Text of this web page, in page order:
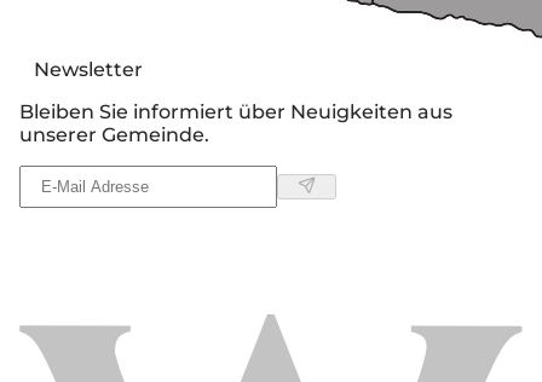
Newsletter
Bleiben Sie informiert über Neuigkeiten aus
unserer Gemeinde.